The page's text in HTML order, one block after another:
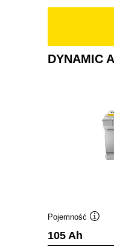
DYNAMIC
Pojemność
105 Ah